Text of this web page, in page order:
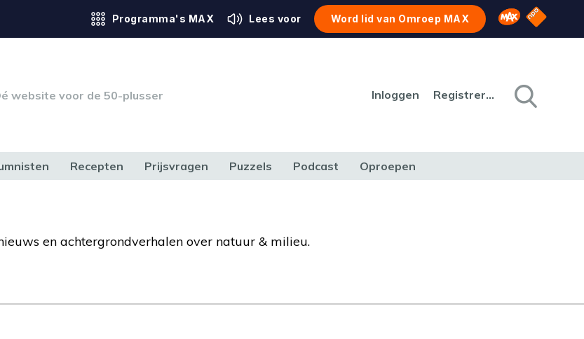
Programma's MAX Lees voor Word lid van Omroep MAX Omroep MAX
NPO
website voor de 50-plusser Inloggen Registreren
Recepten Prijsvragen Puzzels Podcast Oproepen
en achtergrondverhalen over natuur & milieu.